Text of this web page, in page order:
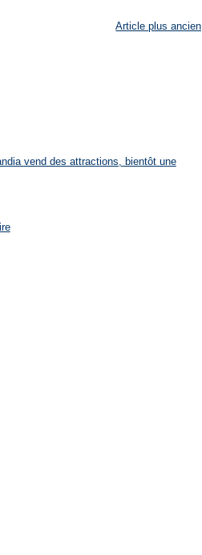
Article plus ancien
vend des attractions, bientôt une